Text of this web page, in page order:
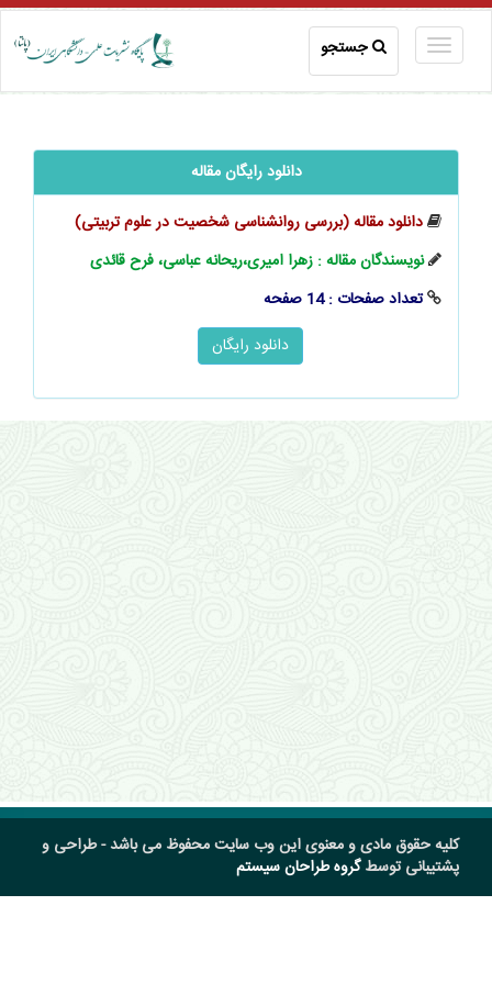
جستجو
دانلود رایگان مقاله
دانلود مقاله (بررسی روانشناسی شخصیت در علوم تربیتی)
نویسندگان مقاله : زهرا امیری،ریحانه عباسی، فرح قائدی
تعداد صفحات : 14 صفحه
کلیه حقوق مادی و معنوی این وب سایت محفوظ می باشد - طراحی و
پشتیبانی توسطگروه طراحان سیستم